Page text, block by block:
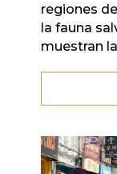
regiones
la fauna
muestran